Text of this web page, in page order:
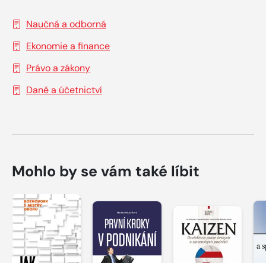
Naučná a odborná
Ekonomie a finance
Právo a zákony
Daně a účetnictví
Mohlo by se vám také líbit